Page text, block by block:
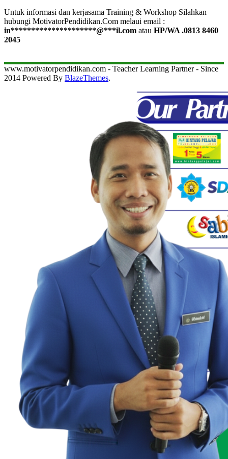
Untuk informasi dan kerjasama Training & Workshop Silahkan
hubungi MotivatorPendidikan.Com melaui email :
in*********************@***il.com atau HP/WA .0813 8460
2045
www.motivatorpendidikan.com - Teacher Learning Partner - Since
2014 Powered By BlazeThemes.